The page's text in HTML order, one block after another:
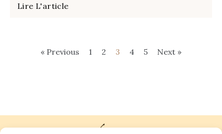
Lire L'article
« Previous 1 2 3 4 5 Next »